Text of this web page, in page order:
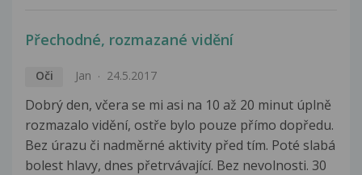
Přechodné, rozmazané vidění
Oči Jan 24.5.2017
Dobrý den, včera se mi asi na 10 až 20 minut úplně
rozmazalo vidění, ostře bylo pouze přímo dopředu.
Bez úrazu či nadměrné aktivity před tím. Poté slabá
bolest hlavy, dnes přetrvávající. Bez nevolnosti. 30